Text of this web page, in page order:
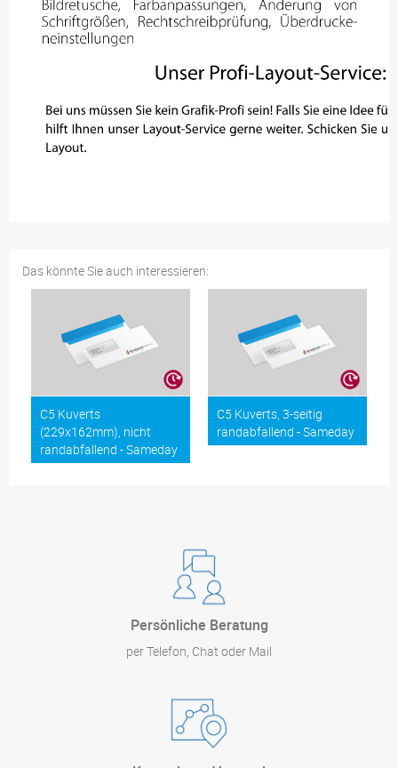
Das könnte Sie auch interessieren:
C5 Kuverts
(229x162mm), nicht
randabfallend - Sameday
C5 Kuverts, 3-seitig
randabfallend - Sameday
Persönliche Beratung
per Telefon, Chat oder Mail